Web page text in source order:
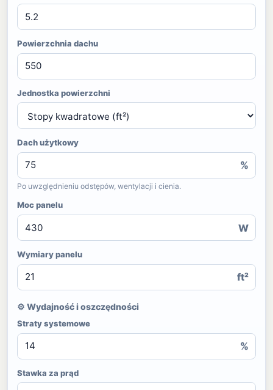
Powierzchnia dachu
Jednostka powierzchni
Dach użytkowy
%
Po uwzględnieniu odstępów, wentylacji i cienia.
Moc panelu
W
Wymiary panelu
ft²
⚙ Wydajność i oszczędności
Straty systemowe
%
Stawka za prąd